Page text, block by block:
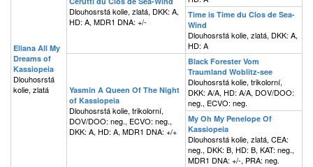
Eliana All My
Dreams of
Kassiopeia
Dlouhosrstá
kolie, zlatá
Dlouhosrstá kolie, zlatá, DKK: A,
HD: A, MDR1 DNA: +/-
Time is Time du Clos de Sea-
Wind
Dlouhosrstá kolie, zlatá, DKK: A,
HD: A
Yasmin A Queen Of The Night
of Kassiopeia
Dlouhosrstá kolie, trikolorní,
DOV/DOO: neg., ECVO: neg.,
DKK: A, HD: A, MDR1 DNA: +/+
Black Forester Vom
Traumland Woblitz-see
Dlouhosrstá kolie, trikolorní,
DKK: A/A, HD: A/A, DOV/DOO:
neg., ECVO: neg.
My Oh My Penelope Of
Kassiopeia
Dlouhosrstá kolie, zlatá, CEA:
neg., DKK: B, HD: B, KAT: neg.,
MDR1 DNA: +/-, PRA: neg.